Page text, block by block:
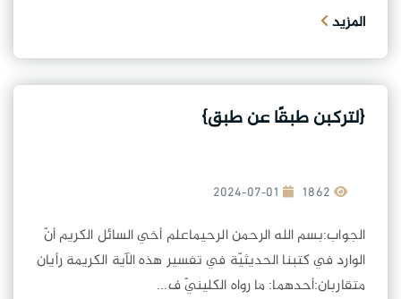
المزيد
{لتركبن طبقًا عن طبق}
2024-07-01
الجواب:بسم الله الرحمن الرحيماعلم أخي السائل الكريم أنّ
الوارد في كتبنا الحديثيّة في تفسير هذه الآية الكريمة رأيان
متقاربان:أحدهما: ما رواه الكلينيّ ف...